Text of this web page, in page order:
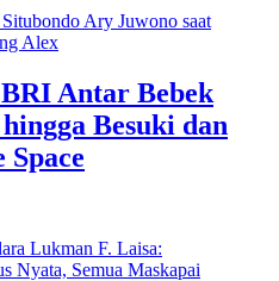
Antar Bebek
Besuki dan
Space